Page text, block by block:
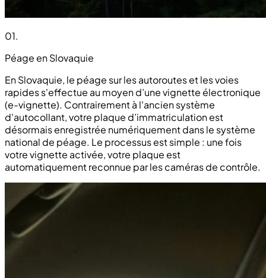
01.
Péage en Slovaquie
En Slovaquie, le péage sur les autoroutes et les voies
rapides s'effectue au moyen d’une vignette électronique
(e-vignette). Contrairement à l'ancien système
d'autocollant, votre plaque d’immatriculation est
désormais enregistrée numériquement dans le système
national de péage. Le processus est simple : une fois
votre vignette activée, votre plaque est
automatiquement reconnue par les caméras de contrôle.